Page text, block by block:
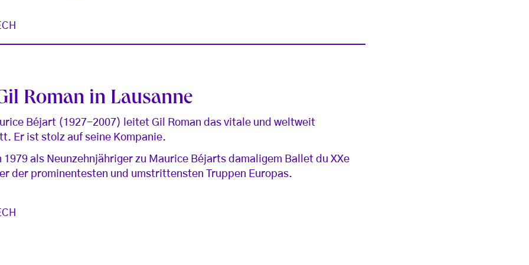
Roman in Lausanne
Béjart (1927-2007) leitet Gil Roman das vitale und weltweit
Er ist stolz auf seine Kompanie.
1979 als Neunzehnjähriger zu Maurice Béjarts damaligem Ballet du XXe
der prominentesten und umstrittensten Truppen Europas.